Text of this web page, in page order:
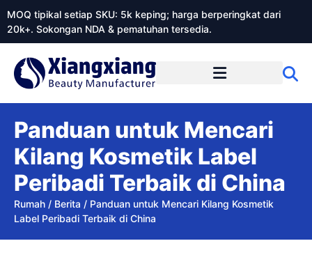
MOQ tipikal setiap SKU: 5k keping; harga berperingkat dari
20k+. Sokongan NDA & pematuhan tersedia.
Panduan untuk Mencari
Kilang Kosmetik Label
Peribadi Terbaik di China
Rumah / Berita / Panduan untuk Mencari Kilang Kosmetik
Label Peribadi Terbaik di China